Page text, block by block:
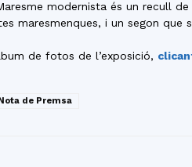
modernista és un recull
maresmenques, i un segon
de fotos de l’exposició,
de Premsa